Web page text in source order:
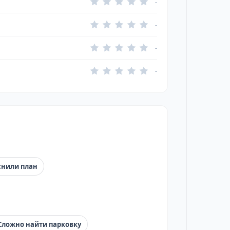
-
-
-
план
найти парковку